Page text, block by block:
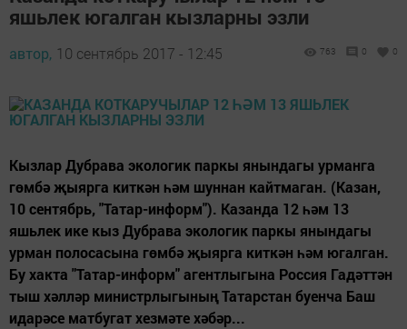
яшьлек югалган кызларны эзли
автор, 10 сентябрь 2017 - 12:45 763 0 0
Кызлар Дубрава экологик паркы янындагы урманга
гөмбә җыярга киткән һәм шуннан кайтмаган. (Казан,
10 сентябрь, "Татар-информ"). Казанда 12 һәм 13
яшьлек ике кыз Дубрава экологик паркы янындагы
урман полосасына гөмбә җыярга киткән һәм югалган.
Бу хакта "Татар-информ" агентлыгына Россия Гадәттән
тыш хәлләр министрлыгының Татарстан буенча Баш
идарәсе матбугат хезмәте хәбәр...